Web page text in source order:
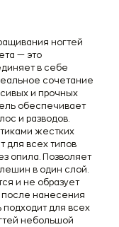
ногтей
— это
в себе
сочетание
и прочных
обеспечивает
и разводов.
жестких
для всех типов
опила. Позволяет
в один слой.
и не образует
после нанесения
подходит для всех
небольшой